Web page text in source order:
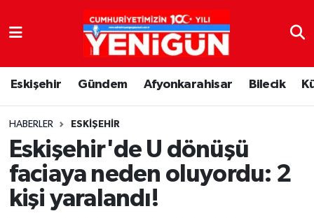
Eskişehir Gündem Afyonkarahisar Bilecik
HABERLER ESKIŞEHIR
Eskişehir'de U dönüşü
faciaya neden oluyordu: 2
kişi yaralandı!
Nöbetçi Eczaneler
Hava Durumu
Trafik Durumu
Süper Lig Puan Durumu ve Fikstür
Tüm Manşetler